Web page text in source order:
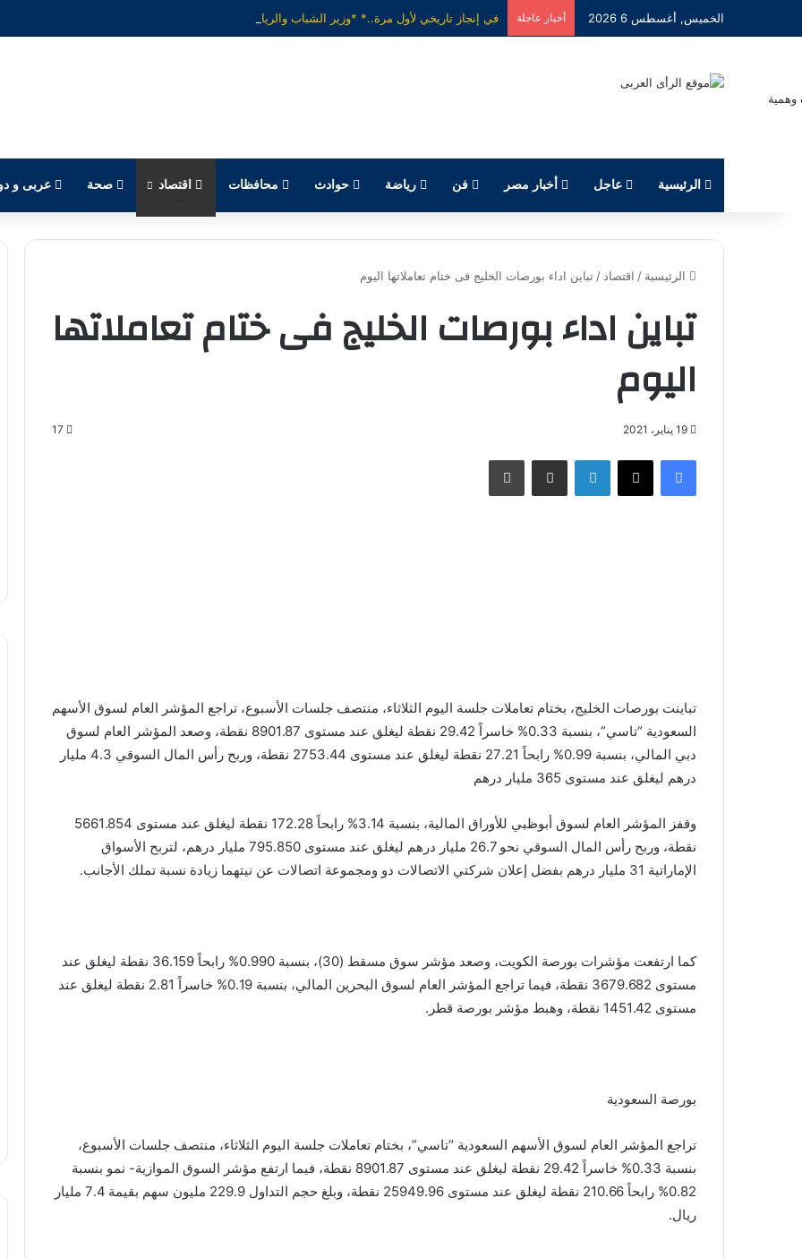
الخميس, أغسطس 6 2026 أخبار عاجلة
الرئيسية عاجل أخبار مصر فن رياضة حوادث محافظات اقتصاد صحة عربى و
الرئيسية / اقتصاد / تباين اداء بورصات الخليج فى ختام تعاملاتها اليوم
تباين اداء بورصات الخليج فى ختام تعاملاتها
اليوم
19 يناير، 2021 17
فيسبوك X لينكدإن مشاركة عبر البريد طباعة
تباينت بورصات الخليج، بختام تعاملات جلسة اليوم الثلاثاء، منتصف جلسات الأسبوع، تراجع المؤشر العام لسوق الأسهم
السعودية “تاسي”، بنسبة 0.33% خاسراً 29.42 نقطة ليغلق عند مستوى 8901.87 نقطة، وصعد المؤشر العام لسوق
دبي المالي، بنسبة 0.99% رابحاً 27.21 نقطة ليغلق عند مستوى 2753.44 نقطة، وربح رأس المال السوقي 4.3 مليار
درهم ليغلق عند مستوى 365 مليار درهم
وقفز المؤشر العام لسوق أبوظبي للأوراق المالية، بنسبة 3.14% رابحاً 172.28 نقطة ليغلق عند مستوى 5661.854
نقطة، وربح رأس المال السوقي نحو 26.7 مليار درهم ليغلق عند مستوى 795.850 مليار درهم، لتربح الأسواق
الإماراتية 31 مليار درهم بفضل إعلان شركتي الاتصالات دو ومجموعة اتصالات عن نيتهما زيادة نسبة تملك الأجانب.
كما ارتفعت مؤشرات بورصة الكويت، وصعد مؤشر سوق مسقط (30)، بنسبة 0.990% رابحاً 36.159 نقطة ليغلق عند
مستوى 3679.682 نقطة، فيما تراجع المؤشر العام لسوق البحرين المالي، بنسبة 0.19% خاسراً 2.81 نقطة ليغلق عند
مستوى 1451.42 نقطة، وهبط مؤشر بورصة قطر.
بورصة السعودية
تراجع المؤشر العام لسوق الأسهم السعودية “تاسي”، بختام تعاملات جلسة اليوم الثلاثاء، منتصف جلسات الأسبوع،
بنسبة 0.33% خاسراً 29.42 نقطة ليغلق عند مستوى 8901.87 نقطة، فيما ارتفع مؤشر السوق الموازية- نمو بنسبة
0.82% رابحاً 210.66 نقطة ليغلق عند مستوى 25949.96 نقطة، وبلغ حجم التداول 229.9 مليون سهم بقيمة 7.4 مليار
ريال.